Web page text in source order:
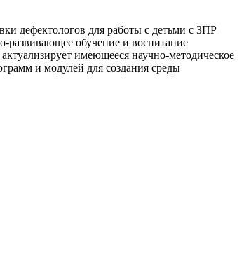
дефектологов для работы с детьми с ЗПР
развивающее обучение и воспитание
имеющееся научно-методическое
и модулей для создания среды